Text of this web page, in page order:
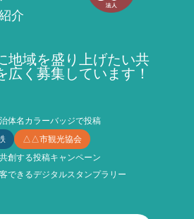
介
地域を盛り上げたい共
広く募集しています！
体名カラーバッジで投稿
△△市観光協会
創する投稿キャンペーン
できるデジタルスタンプラリー